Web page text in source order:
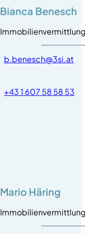
Bianca Benesch
b.benesch@3si.at
+43 1 607 58 58 53
Mario Häring